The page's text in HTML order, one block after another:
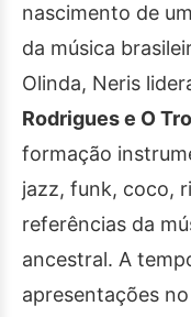
nascimento de
da música
Olinda, Neris
Rodrigues e O
formação
jazz, funk, coco,
referências da
ancestral. A
apresentações no